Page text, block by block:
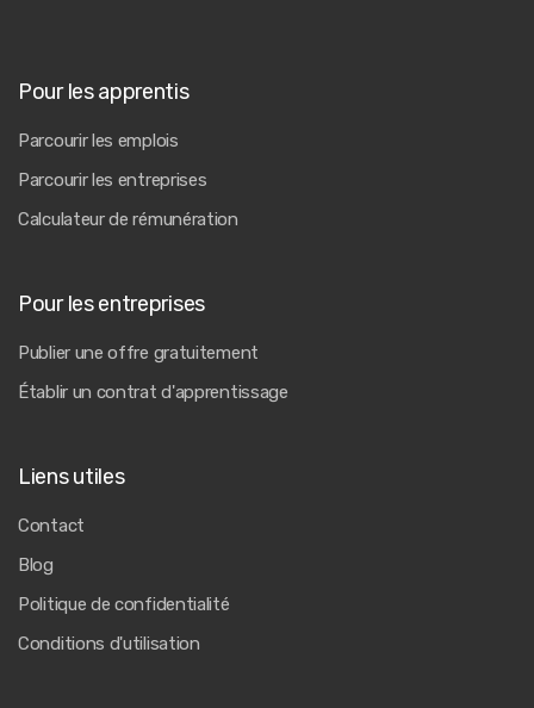
Pour les apprentis
Parcourir les emplois
Parcourir les entreprises
Calculateur de rémunération
Pour les entreprises
Publier une offre gratuitement
Établir un contrat d'apprentissage
Liens utiles
Contact
Blog
Politique de confidentialité
Conditions d'utilisation